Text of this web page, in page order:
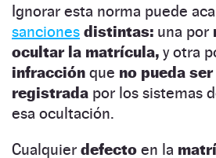
Ignorar esta norma puede
sanciones distintas: una por
ocultar la matrícula, y otra
infracción que no pueda ser
registrada por los sistemas
esa ocultación.
Cualquier defecto en la